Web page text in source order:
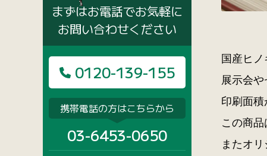
国産ヒ
展示会
印刷面積
この商品
またオ
まずはお電話でお気軽に
お問い合わせください
0120-139-155
携帯電話の方はこちらから
03-6453-0650